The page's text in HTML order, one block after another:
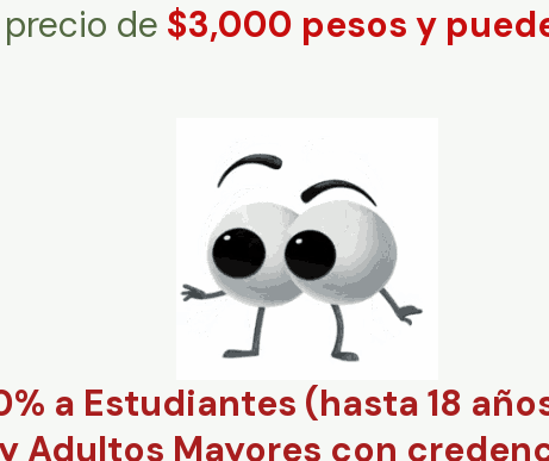
de $3,000 pesos y
a Estudiantes (hasta 18
Adultos Mayores con